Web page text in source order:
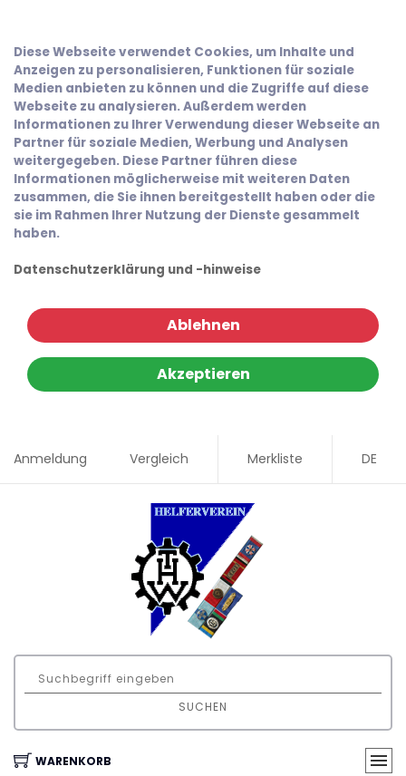
Diese Webseite verwendet Cookies, um Inhalte und
Anzeigen zu personalisieren, Funktionen für soziale
Medien anbieten zu können und die Zugriffe auf diese
Webseite zu analysieren. Außerdem werden
Informationen zu Ihrer Verwendung dieser Webseite an
Partner für soziale Medien, Werbung und Analysen
weitergegeben. Diese Partner führen diese
Informationen möglicherweise mit weiteren Daten
zusammen, die Sie ihnen bereitgestellt haben oder die
sie im Rahmen Ihrer Nutzung der Dienste gesammelt
haben.
Datenschutzerklärung und -hinweise
Ablehnen
Akzeptieren
Anmeldung Vergleich Merkliste DE
SUCHEN
WARENKORB